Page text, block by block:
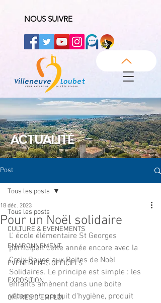
NOUS SUIVRE
ACTUALITÉ
Post
Tous les posts
CULTURE & EVENEMENTS
ENVIRONNEMENT
ÉVÉNEMENTS OFFICIELS
EXPOSITION
OFFRES D'EMPLOI
Tous les posts
Pour un Noël solidaire
18 déc. 2023
L' école élémentaire St Georges
participait cette année encore avec la
Croix Rouge aux Boites de Noël
Solidaires. Le principe est simple : les
enfants amènent dans une boite
vêtement, produit d'hygiène, produit